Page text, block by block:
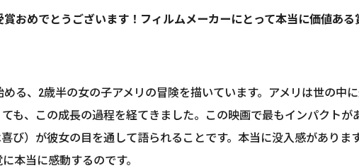
おめでとうございます！フィルムメーカーにとって本当に価値あ
る、2歳半の女の子アメリの冒険を描いています。アメリは世の中
も、この成長の過程を経てきました。この映画で最もインパクトが
び）が彼女の目を通して語られることです。本当に没入感がありま
本当に感動するのです。